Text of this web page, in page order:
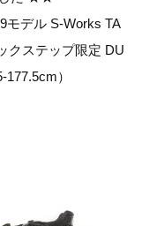
モデル S-Works TA
クステップ限定 DU
）